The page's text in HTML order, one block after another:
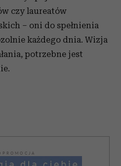
udostępniamy partnerom
i analitycznym.
informacje z innymi danymi
uzyskanymi podczas
czy laureatów
– oni do spełnienia
każdego dnia. Wizja
potrzebne jest